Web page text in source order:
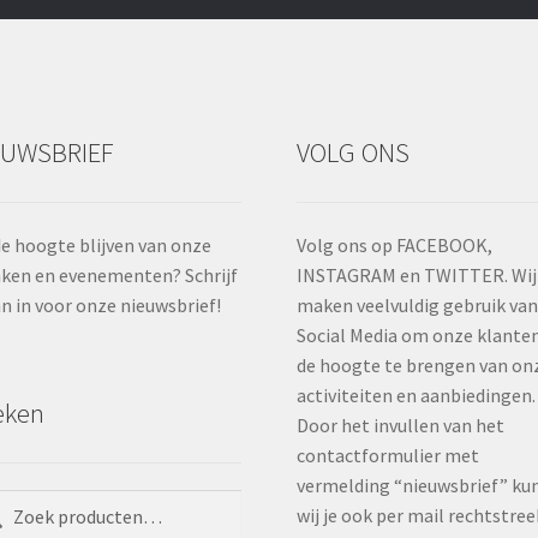
hoogte blijven van onze
en evenementen? Schrijf
in voor onze nieuwsbrief!
VOLG ONS
Volg ons op FACEBOOK,
INSTAGRAM en TWITTER. Wij
maken veelvuldig gebruik van
Social Media om onze
de hoogte te brengen van
activiteiten en aanbiedingen.
Door het invullen van het
contactformulier met
vermelding “nieuwsbrief”
wij je ook per mail